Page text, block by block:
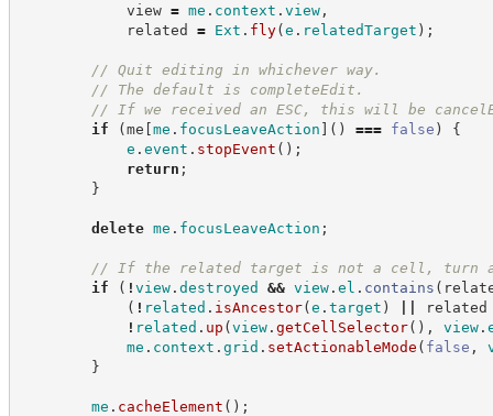
view = me . context . view,
related = Ext . fly(e . relatedTarget ) ;
// Quit editing in whichever way.
// The default is completeEdit.
// If we received an ESC, this will be
if
(me [me . focusLeaveAction ] ( ) === false )
{
e . event . stopEvent ( ) ;
return ;
}
delete me . focusLeaveAction ;
// If the related target is not a cell, turn
if
( ! view. destroyed && view. el . contains (
( ! related . isAncestor(e . target )
! related . up (view. getCellSelector( ) , view.
me . context . grid . setActionableMode ( false ,
}
me . cacheElement ( ) ;